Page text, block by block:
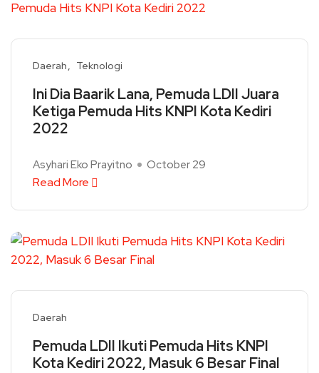
Daerah Teknologi
Ini Dia Baarik Lana, Pemuda LDII Juara
Ketiga Pemuda Hits KNPI Kota Kediri
2022
Asyhari Eko Prayitno October 29
Read More
Daerah
Pemuda LDII Ikuti Pemuda Hits KNPI
Kota Kediri 2022, Masuk 6 Besar Final